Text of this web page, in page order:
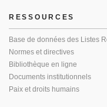
RESSOURCES
Base de données des Listes
Normes et directives
Bibliothèque en ligne
Documents institutionnels
Paix et droits humains